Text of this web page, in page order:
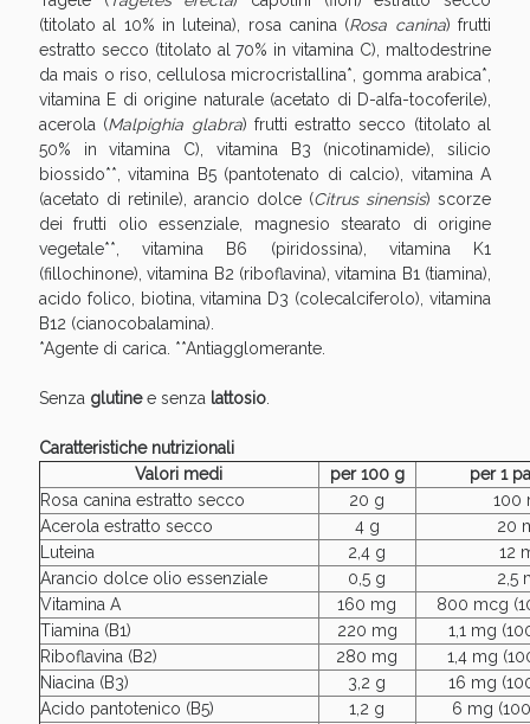
(titolato al 10% in luteina), rosa canina (Rosa canina) frutti
estratto secco (titolato al 70% in vitamina C), maltodestrine
da mais o riso, cellulosa microcristallina*, gomma arabica*,
vitamina E di origine naturale (acetato di D-alfa-tocoferile),
acerola (Malpighia glabra) frutti estratto secco (titolato al
50% in vitamina C), vitamina B3 (nicotinamide), silicio
biossido**, vitamina B5 (pantotenato di calcio), vitamina A
(acetato di retinile), arancio dolce (Citrus sinensis) scorze
dei frutti olio essenziale, magnesio stearato di origine
vegetale**, vitamina B6 (piridossina), vitamina K1
(fillochinone), vitamina B2 (riboflavina), vitamina B1 (tiamina),
acido folico, biotina, vitamina D3 (colecalciferolo), vitamina
B12 (cianocobalamina).
*Agente di carica. **Antiagglomerante.
Senza glutinee senza lattosio.
Caratteristiche nutrizionali
Valori medi
per 100 g
per 1
Rosa canina estratto secco
20 g
100
Acerola estratto secco
4 g
20
Luteina
2,4 g
12
Arancio dolce olio essenziale
0,5 g
2,5
Vitamina A
160 mg
800 mcg
Tiamina (B1)
220 mg
1,1 mg
Riboflavina (B2)
280 mg
1,4 mg
Niacina (B3)
3,2 g
16 mg
Acido pantotenico (B5)
1,2 g
6 mg
Scopri le offerte di Oggi